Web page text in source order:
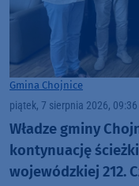
Gmina Chojnice
piątek, 7 sierpnia 2026, 09:36
Władze gminy
kontynuację
wojewódzkiej 212.